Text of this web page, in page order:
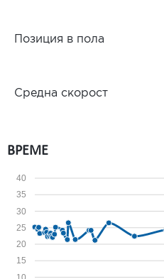
Позиция в пола
Средна скорост
ВРЕМЕ
15
20
25
30
35
40